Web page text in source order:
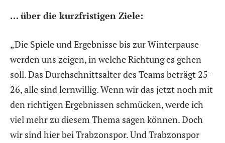
… über die kurzfristigen Ziele:
„Die Spiele und Ergebnisse bis zur Winterpause
werden uns zeigen, in welche Richtung es gehen
soll. Das Durchschnittsalter des Teams beträgt 25-
26, alle sind lernwillig. Wenn wir das jetzt noch mit
den richtigen Ergebnissen schmücken, werde ich
viel mehr zu diesem Thema sagen können. Doch
wir sind hier bei Trabzonspor. Und Trabzonspor